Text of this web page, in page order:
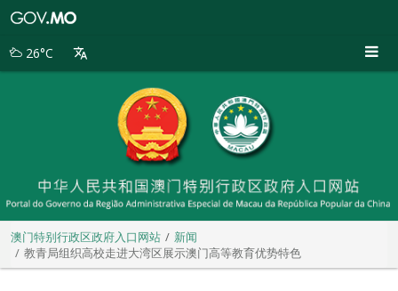
别
26°C
澳门特别行政区政府入口网站
新闻
教青局组织高校走进大湾区展示澳门高等教育优势特色